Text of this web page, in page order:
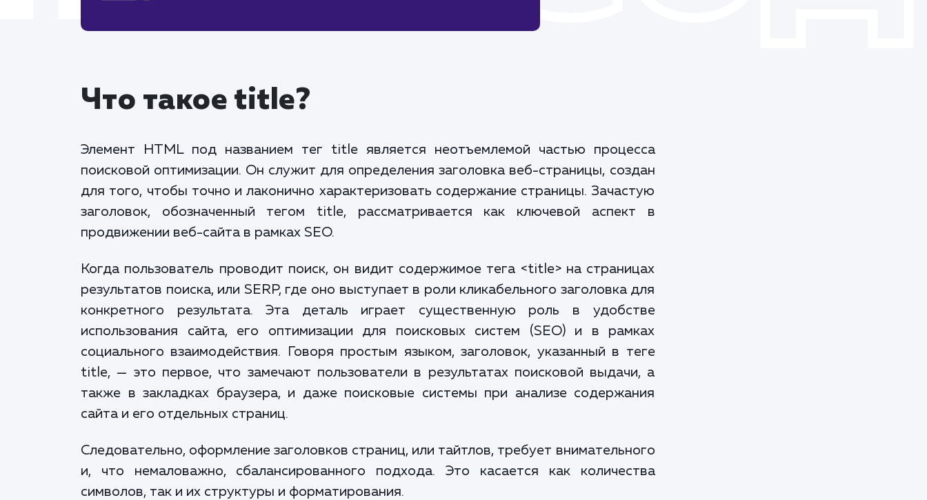
Что такое title?
Элемент HTML под названием тег title является неотъемлемой частью процесса
поисковой оптимизации. Он служит для определения заголовка веб-страницы, создан
для того, чтобы точно и лаконично характеризовать содержание страницы. Зачастую
заголовок, обозначенный тегом title, рассматривается как ключевой аспект в
продвижении веб-сайта в рамках SEO.
Когда пользователь проводит поиск, он видит содержимое тега <title> на страницах
результатов поиска, или SERP, где оно выступает в роли кликабельного заголовка для
конкретного результата. Эта деталь играет существенную роль в удобстве
использования сайта, его оптимизации для поисковых систем (SEO) и в рамках
социального взаимодействия. Говоря простым языком, заголовок, указанный в теге
title, — это первое, что замечают пользователи в результатах поисковой выдачи, а
также в закладках браузера, и даже поисковые системы при анализе содержания
сайта и его отдельных страниц.
Следовательно, оформление заголовков страниц, или тайтлов, требует внимательного
и, что немаловажно, сбалансированного подхода. Это касается как количества
символов, так и их структуры и форматирования.